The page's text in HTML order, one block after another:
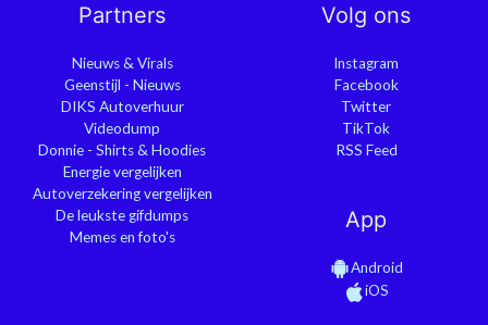
Partners
Nieuws & Virals
Geenstijl - Nieuws
DIKS Autoverhuur
Videodump
Donnie - Shirts & Hoodies
Energie vergelijken
Autoverzekering vergelijken
De leukste gifdumps
Memes en foto's
Volg ons
Instagram
Facebook
Twitter
TikTok
RSS Feed
App
Android
iOS